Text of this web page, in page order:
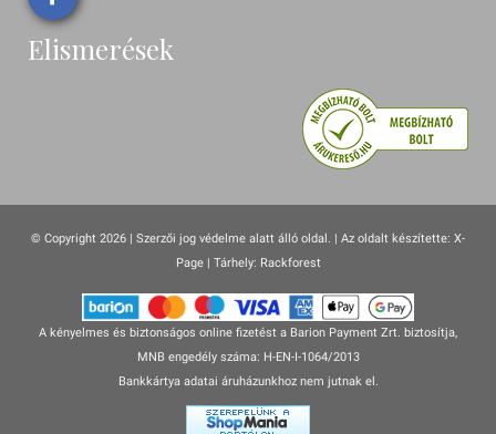
Elismerések
© Copyright 2026 | Szerzői jog védelme alatt álló oldal. | Az oldalt készítette: X-
Page| Tárhely: Rackforest
A kényelmes és biztonságos online fizetést a Barion Payment Zrt. biztosítja,
MNB engedély száma: H-EN-I-1064/2013
Bankkártya adatai áruházunkhoz nem jutnak el.